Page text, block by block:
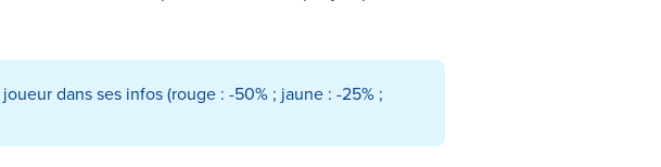
dans ses infos (rouge : -50% ; jaune : -25% ;